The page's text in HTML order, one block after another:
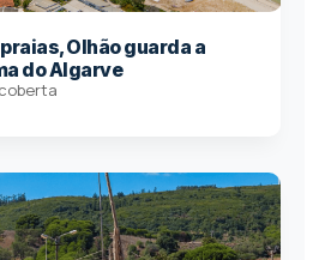
Olhão guarda a
do Algarve